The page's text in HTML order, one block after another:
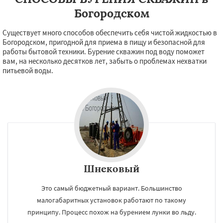
Работаем по
регионам
×
Богородском
Существует много способов обеспечить себя чистой жидкостью в
Богородском, пригодной для приема в пищу и безопасной для
работы бытовой техники. Бурение скважин под воду поможет
вам, на несколько десятков лет, забыть о проблемах нехватки
питьевой воды.
Шнековый
Это самый бюджетный вариант. Большинство
малогабаритных установок работают по такому
принципу. Процесс похож на бурением лунки во льду.
УЗНАТЬ ПОДРОБНЕЕ